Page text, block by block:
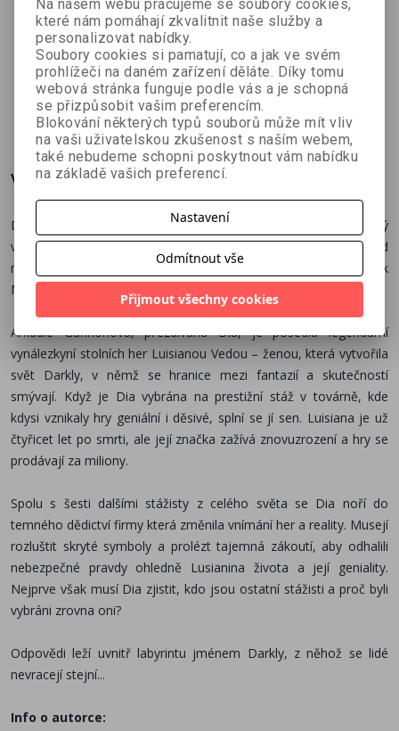
Mozaika
vraždy + e-
kniha
Jo Murray
571 Kč 816 Kč
Vražda v
Havraní
stodole + e-
kniha
Kate Hardy
489 Kč 698 Kč
Kam za
tebou
nemůžu + e-
kniha
Imran
Mahmood
552 Kč 788 Kč
Více o knize
Další mysteriózní příběh od kultovní autorky Marishy Pessl, který
vás zavede do temných koutů duše geniální vynálezkyně. Pokud
milujete legendární počiny jako Ready Player One nebo Black
Mirror, tahle kniha vám nesmí ujít!
Arkadie Gannonová, přezdívaná Dia, je posedlá legendární
vynálezkyní stolních her Luisianou Vedou – ženou, která vytvořila
svět Darkly, v němž se hranice mezi fantazií a skutečností
smývají. Když je Dia vybrána na prestižní stáž v továrně, kde
kdysi vznikaly hry geniální i děsivé, splní se jí sen. Luisiana je už
čtyřicet let po smrti, ale její značka zažívá znovuzrození a hry se
prodávají za miliony.
Spolu s šesti dalšími stážisty z celého světa se Dia noří do
temného dědictví firmy která změnila vnímání her a reality. Musejí
rozluštit skryté symboly a prolézt tajemná zákoutí, aby odhalili
nebezpečné pravdy ohledně Lusianina života a její geniality.
Nejprve však musí Dia zjistit, kdo jsou ostatní stážisti a proč byli
vybráni zrovna oni?
Odpovědi leží uvnitř labyrintu jménem Darkly, z něhož se lidé
nevracejí stejní...
Info o autorce:
Na našem webu pracujeme se soubory cookies,
které nám pomáhají zkvalitnit naše služby a
personalizovat nabídky.
Soubory cookies si pamatují, co a jak ve svém
prohlížeči na daném zařízení děláte. Díky tomu
webová stránka funguje podle vás a je schopná
se přizpůsobit vašim preferencím.
Blokování některých typů souborů může mít vliv
na vaši uživatelskou zkušenost s naším webem,
také nebudeme schopni poskytnout vám nabídku
na základě vašich preferencí.
Nastavení
Odmítnout vše
Přijmout všechny cookies